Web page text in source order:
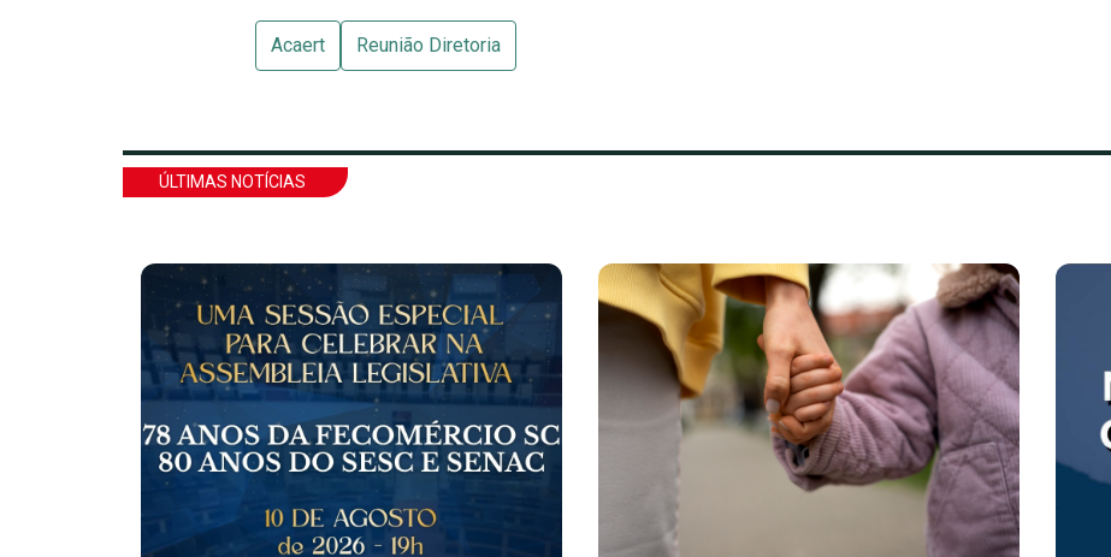
Acaert Reunião Diretoria
ÚLTIMAS NOTÍCIAS